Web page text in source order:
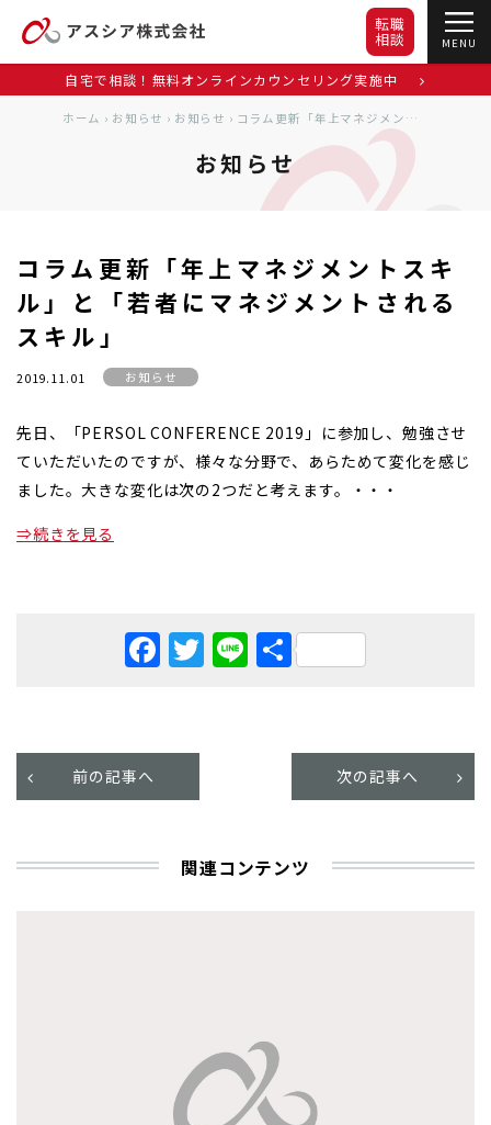
MENU
転職
相談
自宅で相談！無料オンラインカウンセリング実施中
ホーム › お知らせ › お知らせ › コラム更新「年上マネジメントスキル」と「若者にマネジメントされるスキル」
お知らせ
コラム更新「年上マネジメントスキ
ル」と「若者にマネジメントされる
スキル」
2019.11.01 お知らせ
先日、「PERSOL CONFERENCE 2019」に参加し、勉強させ
ていただいたのですが、様々な分野で、あらためて変化を感じ
ました。大きな変化は次の2つだと考えます。・・・
⇒続きを見る
Facebook
Twitter
Line
共
前の記事へ 次の記事へ
関連コンテンツ